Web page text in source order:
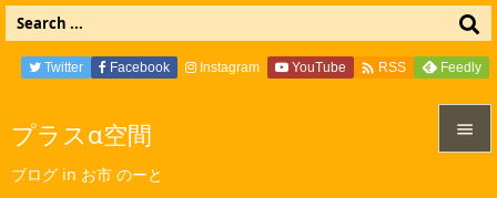
プラスα空間
ブログ in お市 のーと

Twitter Facebook Instagram YouTube  RSS Feedly